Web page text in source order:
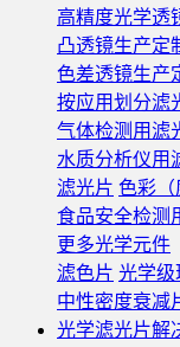
高精度光学透
凸透镜生产定
色差透镜生产
按应用划分滤
气体检测用滤
水质分析仪用
滤光片 色彩（
食品安全检测
更多光学元件
滤色片 光学级
中性密度衰减
光学滤光片解